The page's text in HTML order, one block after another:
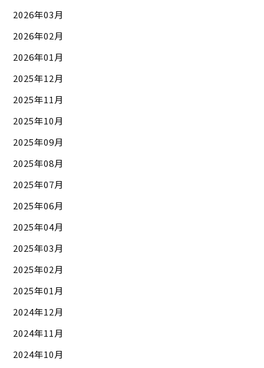
2026年03月
2026年02月
2026年01月
2025年12月
2025年11月
2025年10月
2025年09月
2025年08月
2025年07月
2025年06月
2025年04月
2025年03月
2025年02月
2025年01月
2024年12月
2024年11月
2024年10月